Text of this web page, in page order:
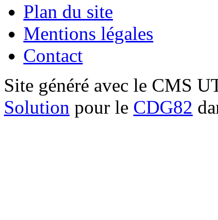
Plan du site
Mentions légales
Contact
Site généré avec le CMS
Solution pour le CDG82